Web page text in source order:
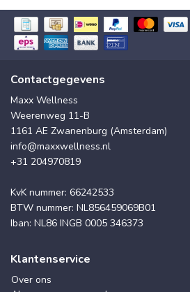
Contactgegevens
Maxx Wellness
Weerenweg 11-B
1161 AE Zwanenburg (Amsterdam)
info@maxxwellness.nl
+31 204970819
KvK nummer: 66242533
BTW nummer: NL856459069B01
Iban: NL86 INGB 0005 346373
Klantenservice
Over ons